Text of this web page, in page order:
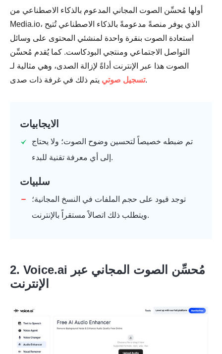
الخطوة 4.
أولها مُحسِّن الصوت المجاني المدعوم بالذكاء الاصطناعي من
Media.io، الذي يوفر منصةً مدعومةً بالذكاء الاصطناعي تُتيح
استعادة الصوت بنقرة واحدة لمنشئي المحتوى على وسائل
التواصل الاجتماعي ومنتجي البودكاست. كما يُقدم مُحسِّن
الصوت هذا عبر الإنترنت أداةً لإزالة الصدى، وهي مثالية لـ
تسجيل صوتييتم ذلك في غرفة ذات صدى.
الايجابيات
تم ضبطه خصيصاً لتحسين وضوح الصوت؛ ولا يحتاج
إلى أي معرفة تقنية للبدء.
سلبيات
توجد قيود على حجم الملفات في النسخ المجانية؛
ويتطلب ذلك اتصالاً مستقراً بالإنترنت.
2. Voice.ai مُحسِّن الصوت المجاني عبر
الإنترنت